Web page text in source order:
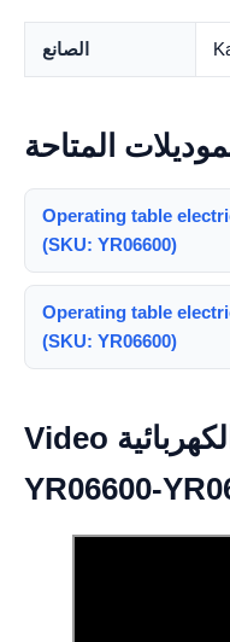
الصانع
المتاحة
Operating table
(SKU: YR06600)
Operating table
(SKU: YR06600)
Video طاولة التشغيل الكهربائية
YR06600-